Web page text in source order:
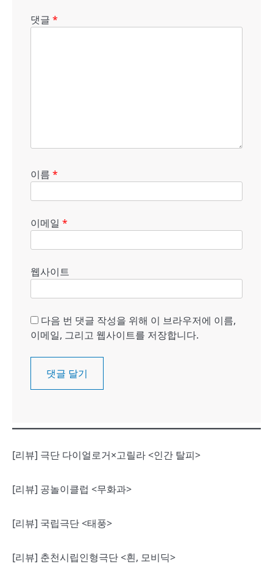
댓글 *
이름 *
이메일 *
웹사이트
다음 번 댓글 작성을 위해 이 브라우저에 이름,
이메일, 그리고 웹사이트를 저장합니다.
[리뷰] 극단 다이얼로거×고릴라 <인간 탈피>
[리뷰] 공놀이클럽 <무화과>
[리뷰] 국립극단 <태풍>
[리뷰] 춘천시립인형극단 <흰, 모비딕>